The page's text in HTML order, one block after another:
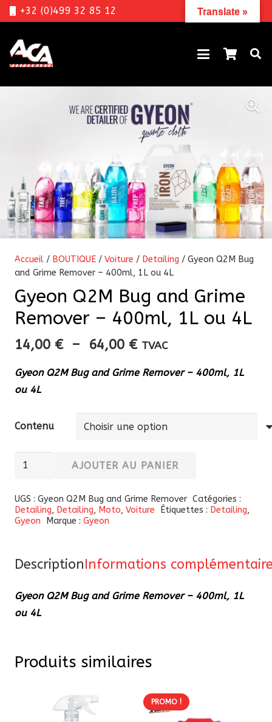
+32 (0)499 32 85 12
Accueil / BOUTIQUE / Voiture / Detailing / Gyeon Q2M Bug
and Grime Remover – 400ml, 1L ou 4L
Gyeon Q2M Bug and Grime
Remover – 400ml, 1L ou 4L
14,00 € – 64,00 €Plage
prix :
à
64,00 €
TVAC
Gyeon Q2M Bug and Grime Remover – 400ml, 1L
ou 4L
Contenu
quantité
Gyeon
Q2M
Bug
Grime
-
400ml,
4L
AJOUTER AU PANIER
UGS : Gyeon Q2M Bug and Grime Remover Catégories :
Detailing, Detailing, Moto, Voiture Étiquettes : Detailing,
Gyeon
Marque : Gyeon
DescriptionInformations
Gyeon Q2M Bug and Grime Remover – 400ml, 1L
ou 4L
Produits similaires
PROMO !
Translate »